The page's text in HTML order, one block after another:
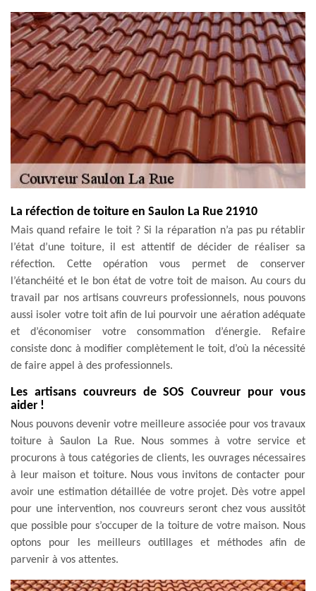
La réfection de toiture en Saulon La Rue 21910
Mais quand refaire le toit ? Si la réparation n’a pas pu rétablir
l’état d’une toiture, il est attentif de décider de réaliser sa
réfection. Cette opération vous permet de conserver
l’étanchéité et le bon état de votre toit de maison. Au cours du
travail par nos artisans couvreurs professionnels, nous pouvons
aussi isoler votre toit afin de lui pourvoir une aération adéquate
et d’économiser votre consommation d’énergie. Refaire
consiste donc à modifier complètement le toit, d’où la nécessité
de faire appel à des professionnels.
Les artisans couvreurs de SOS Couvreur pour vous
aider !
Nous pouvons devenir votre meilleure associée pour vos travaux
toiture à Saulon La Rue. Nous sommes à votre service et
procurons à tous catégories de clients, les ouvrages nécessaires
à leur maison et toiture. Nous vous invitons de contacter pour
avoir une estimation détaillée de votre projet. Dès votre appel
pour une intervention, nos couvreurs seront chez vous aussitôt
que possible pour s’occuper de la toiture de votre maison. Nous
optons pour les meilleurs outillages et méthodes afin de
parvenir à vos attentes.